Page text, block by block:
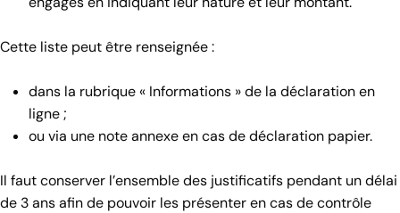
Cette liste peut être renseignée :
dans la rubrique « Informations » de la déclaration en
ligne ;
ou via une note annexe en cas de déclaration papier.
Il faut conserver l’ensemble des justificatifs pendant un délai
de 3 ans afin de pouvoir les présenter en cas de contrôle